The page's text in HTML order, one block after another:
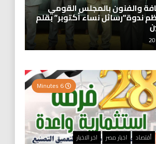
والفنون بالمجلس القومي
ندوة”رسائل نساء أكتوبر” بقلم
أقتصاد اخبار مصر
اخر الاخبار